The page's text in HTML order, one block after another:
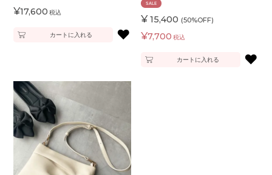
¥17,600 税込
カートに入れる ♥
SALE
¥ 15,400 (50%OFF)
¥7,700 税込
カートに入れる ♥